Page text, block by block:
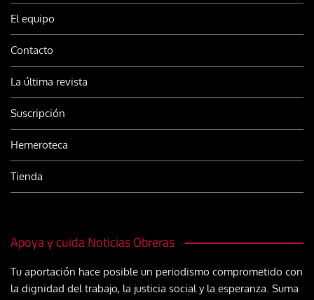
El equipo
Contacto
La última revista
Suscripción
Hemeroteca
Tienda
Apoya y cuida Noticias Obreras
Tu aportación hace posible un periodismo comprometido con
la dignidad del trabajo, la justicia social y la esperanza. Suma